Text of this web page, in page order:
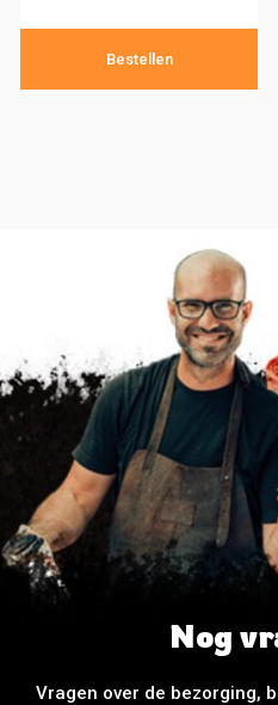
Bestellen
Nog
Vragen over de bezorging,